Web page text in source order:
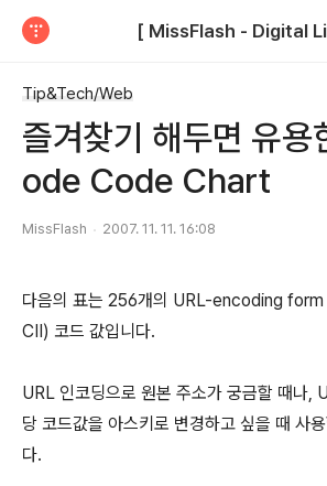
[ MissFlash - Digital
Tip&Tech/Web
즐겨찾기 해두면 유
ode Code Chart
MissFlash 2007. 11. 11. 16:08
다음의 표는 256개의 URL-encoding form
CII) 코드 값입니다.
URL 인코딩으로 원본 주소가 궁금할 때나,
당 코드값을 아스키로 변경하고 싶을 때 사
다.